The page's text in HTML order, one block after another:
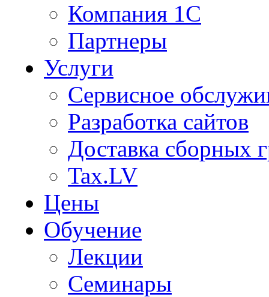
Компания 1С
Партнеры
Услуги
Сервисное
Разработка сайтов
Доставка сборных
Tax.LV
Цены
Обучение
Лекции
Семинары